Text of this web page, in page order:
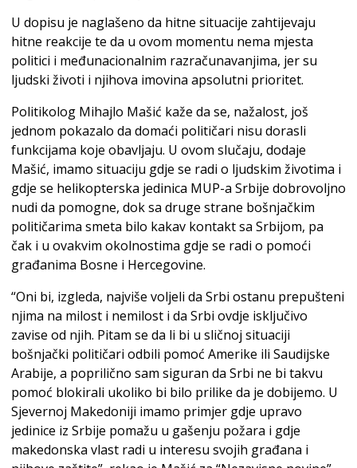
U dopisu je naglašeno da hitne situacije zahtijevaju
hitne reakcije te da u ovom momentu nema mjesta
politici i međunacionalnim razračunavanjima, jer su
ljudski životi i njihova imovina apsolutni prioritet.
Politikolog Mihajlo Mašić kaže da se, nažalost, još
jednom pokazalo da domaći političari nisu dorasli
funkcijama koje obavljaju. U ovom slučaju, dodaje
Mašić, imamo situaciju gdje se radi o ljudskim životima i
gdje se helikopterska jedinica MUP-a Srbije dobrovoljno
nudi da pomogne, dok sa druge strane bošnjačkim
političarima smeta bilo kakav kontakt sa Srbijom, pa
čak i u ovakvim okolnostima gdje se radi o pomoći
građanima Bosne i Hercegovine.
“Oni bi, izgleda, najviše voljeli da Srbi ostanu prepušteni
njima na milost i nemilost i da Srbi ovdje isključivo
zavise od njih. Pitam se da li bi u sličnoj situaciji
bošnjački političari odbili pomoć Amerike ili Saudijske
Arabije, a poprilično sam siguran da Srbi ne bi takvu
pomoć blokirali ukoliko bi bilo prilike da je dobijemo. U
Sjevernoj Makedoniji imamo primjer gdje upravo
jedinice iz Srbije pomažu u gašenju požara i gdje
makedonska vlast radi u interesu svojih građana i